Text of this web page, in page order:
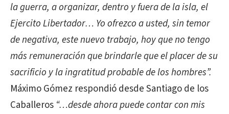
la guerra, a organizar, dentro y fuera de la isla, el
Ejercito Libertador… Yo ofrezco a usted, sin temor
de negativa, este nuevo trabajo, hoy que no tengo
más remuneración que brindarle que el placer de su
sacrificio y la ingratitud probable de los hombres”.
Máximo Gómez respondió desde Santiago de los
Caballeros “…desde ahora puede contar con mis